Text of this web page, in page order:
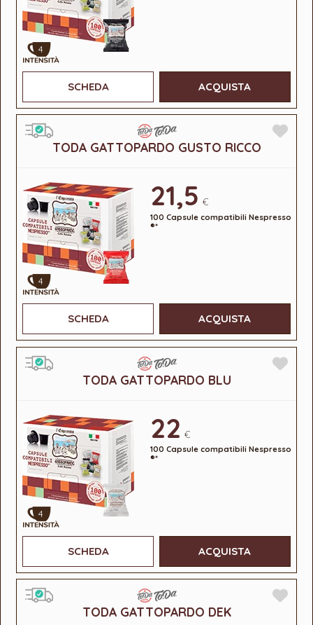
4
SCHEDA ACQUISTA
TODA GATTOPARDO GUSTO RICCO
4
21,5 €
100 Capsule compatibili Nespresso
®*
SCHEDA ACQUISTA
TODA GATTOPARDO BLU
4
22 €
100 Capsule compatibili Nespresso
®*
SCHEDA ACQUISTA
TODA GATTOPARDO DEK